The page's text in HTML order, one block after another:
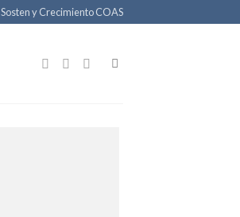
Sosten y Crecimiento COAS